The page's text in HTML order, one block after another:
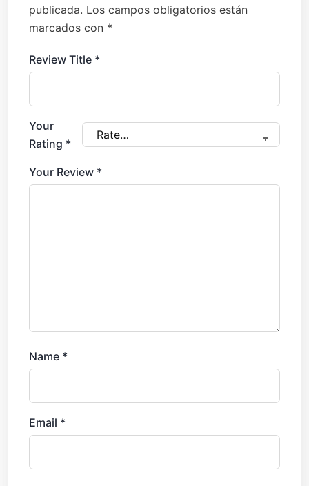
publicada. Los campos obligatorios están
marcados con *
Review Title *
Your
Rating *
Your Review *
Name *
Email *